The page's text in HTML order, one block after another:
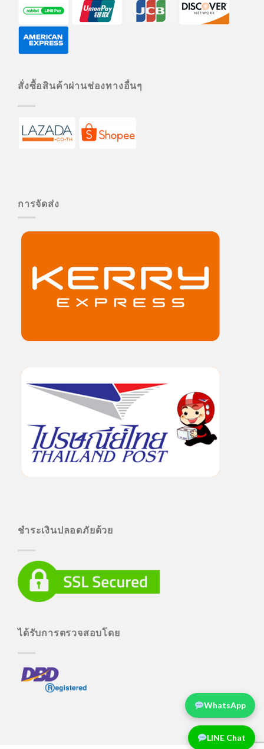
สั่งซื้อสินค้าผ่านช่องทางอื่นๆ
การจัดส่ง
ชำระเงินปลอดภัยด้วย
ได้รับการตรวจสอบโดย
LINE Chat
WhatsApp